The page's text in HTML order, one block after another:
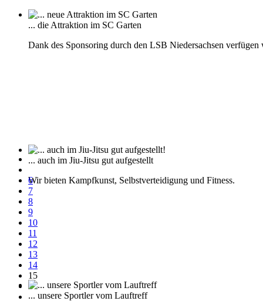
... die Attraktion im SC Garten
Dank des Sponsoring durch den LSB Niedersachsen
... auch im Jiu-Jitsu gut aufgestellt
Wir bieten Kampfkunst, Selbstverteidigung und Fitness.
... unsere Sportler vom Lauftreff
6
7
8
9
10
11
12
13
14
15